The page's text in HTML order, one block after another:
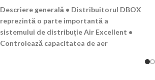
Descriere generală • Distribuitorul DBOX
reprezintă o parte importantă a
sistemului de distribuție Air Excellent •
Controlează capacitatea de aer